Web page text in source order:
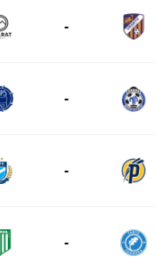
-
-
-
-